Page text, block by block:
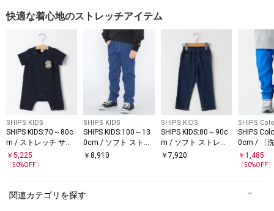
快適な着心地のストレッチアイテム
SHIPS KIDS
SHIPS KIDS:70～80c
m / ストレッチ サー
マル ロンパース
￥ 5,225
〔50%OFF〕
SHIPS KIDS
SHIPS KIDS:100～13
0cm / ソフト ストレ
ッチ デニム パンツ
￥8,910
SHIPS KIDS
SHIPS KIDS:80～90c
m / ソフト ストレッ
チ デニム パンツ
￥ 7,920
SHIPS
SHIPS
0cm / 〈
能〉スト
ー パンツ
￥1,485
〔50%OFF〕
関連カテゴリを探す